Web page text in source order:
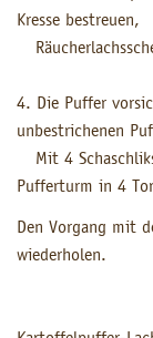
Kresse bestreuen,
4. Die Puffer
unbestrichenen
Mit 4
Pufferturm in 4
Den Vorgang mit
wiederholen.